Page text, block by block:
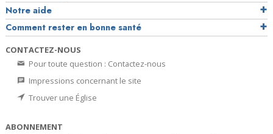
Notre aide
Comment rester en bonne santé
CONTACTEZ-NOUS
Pour toute question : Contactez-nous
Impressions concernant le site
Trouver une Église
ABONNEMENT